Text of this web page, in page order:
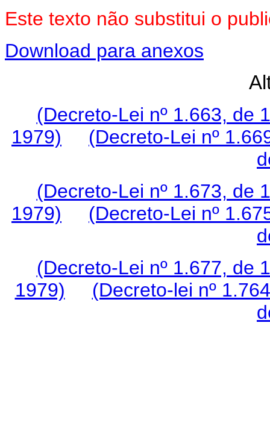
Este texto não substitui o
Download para anexos
(Decreto-Lei nº 1.663, de
1979)
(Decreto-Lei nº
(Decreto-Lei nº 1.673, de
1979)
(Decreto-Lei nº
(Decreto-Lei nº 1.677, de
1979)
(Decreto-lei nº